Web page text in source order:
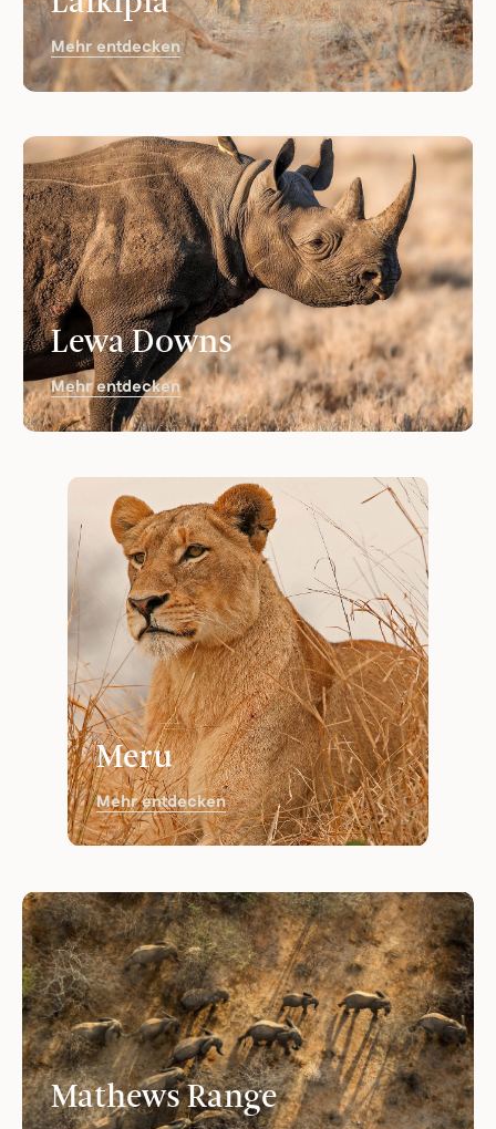
Mehr entdecken
Lewa Downs
Mehr entdecken
Meru
Mehr entdecken
Mathews Range